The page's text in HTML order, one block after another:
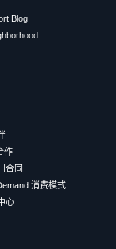
Blog
作
合同
消费模式
心